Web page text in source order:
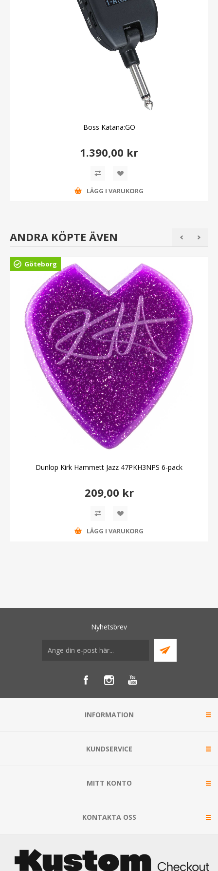
Boss Katana:GO
1.390,00 kr
LÄGG I VARUKORG
ANDRA KÖPTE ÄVEN
Göteborg
Dunlop Kirk Hammett Jazz 47PKH3NPS 6-pack
209,00 kr
LÄGG I VARUKORG
Nyhetsbrev
INFORMATION
KUNDSERVICE
MITT KONTO
KONTAKTA OSS